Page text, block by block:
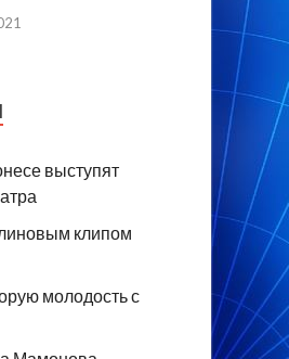
выступят
клипом
молодость с